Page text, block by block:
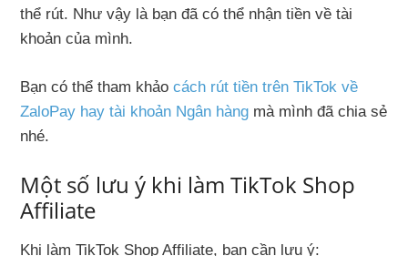
thể rút. Như vậy là bạn đã có thể nhận tiền về tài
khoản của mình.
Bạn có thể tham khảocách rút tiền trên TikTok về
ZaloPay hay tài khoản Ngân hàng mà mình đã chia sẻ
nhé.
Một số lưu ý khi làm TikTok Shop
Affiliate
Khi làm TikTok Shop Affiliate, bạn cần lưu ý: